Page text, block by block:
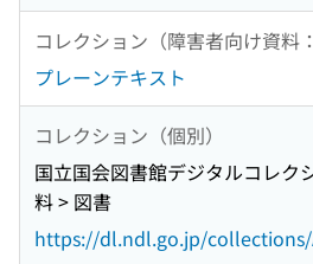
コレクション（障害者向け資料
プレーンテキスト
コレクション（個別）
国立国会図書館デジタルコレク
料 > 図書
https://dl.ndl.go.jp/collections/